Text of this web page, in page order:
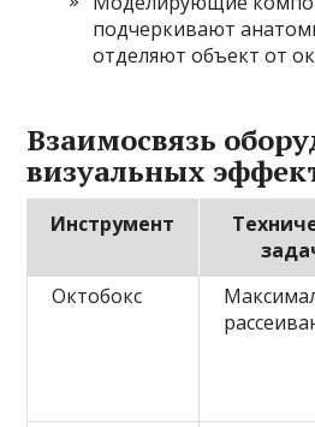
подчеркивают
отделяют объект от
Взаимосвязь
визуальных
Инструмент
Октобокс